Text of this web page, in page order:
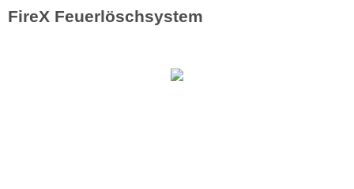
FireX Feuerlöschsystem